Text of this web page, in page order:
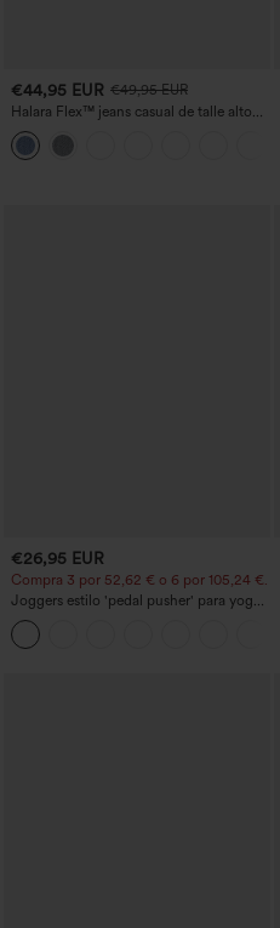
€44,95 EUR €49,95 EUR
Halara Flex™ jeans casual de talle alto
con bolsillos, pierna recta y lavados
€26,95 EUR
Compra 3 por 52,62 € o 6 por 105,24 €.
Joggers estilo 'pedal pusher' para yoga
de talle alto, fruncidos y jaspeados, con
bolsillos